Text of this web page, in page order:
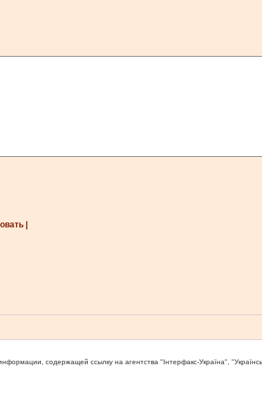
|
содержащей ссылку на агентства "Iнтерфакс-Україна",